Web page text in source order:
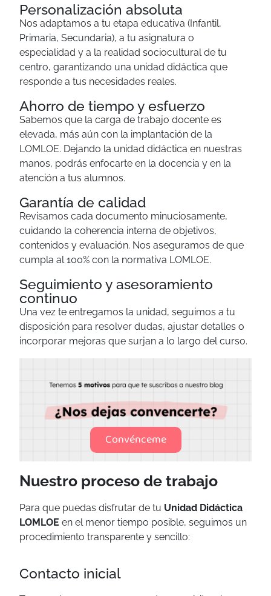
Personalización absoluta
Nos adaptamos a tu etapa educativa (Infantil,
Primaria, Secundaria), a tu asignatura o
especialidad y a la realidad sociocultural de tu
centro, garantizando una unidad didáctica que
responde a tus necesidades reales.
Ahorro de tiempo y esfuerzo
Sabemos que la carga de trabajo docente es
elevada, más aún con la implantación de la
LOMLOE. Dejando la unidad didáctica en nuestras
manos, podrás enfocarte en la docencia y en la
atención a tus alumnos.
Garantía de calidad
Revisamos cada documento minuciosamente,
cuidando la coherencia interna de objetivos,
contenidos y evaluación. Nos aseguramos de que
cumpla al 100% con la normativa LOMLOE.
Seguimiento y asesoramiento
continuo
Una vez te entregamos la unidad, seguimos a tu
disposición para resolver dudas, ajustar detalles o
incorporar mejoras que surjan a lo largo del curso.
Convénceme
Nuestro proceso de trabajo
Para que puedas disfrutar de tu Unidad Didáctica
LOMLOE en el menor tiempo posible, seguimos un
procedimiento transparente y sencillo:
Contacto inicial